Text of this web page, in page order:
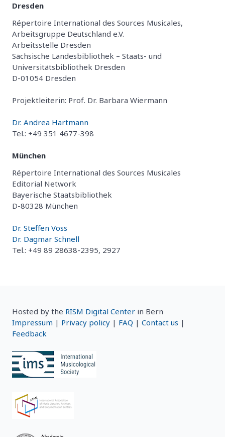
Dresden
Répertoire International des Sources Musicales,
Arbeitsgruppe Deutschland e.V.
Arbeitsstelle Dresden
Sächsische Landesbibliothek – Staats- und
Universitätsbibliothek Dresden
D-01054 Dresden
Projektleiterin: Prof. Dr. Barbara Wiermann
Dr. Andrea Hartmann
Tel.: +49 351 4677-398
München
Répertoire International des Sources Musicales
Editorial Network
Bayerische Staatsbibliothek
D-80328 München
Dr. Steffen Voss
Dr. Dagmar Schnell
Tel.: +49 89 28638-2395, 2927
Hosted by the RISM Digital Center in Bern
Impressum | Privacy policy | FAQ | Contact us |
Feedback